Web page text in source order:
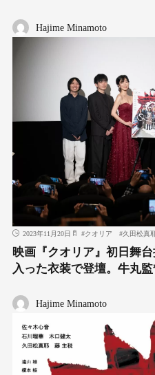
Hajime Minamoto
2023年11月20日 #クオリア #久田松真
映画『クオリア』初日舞
入った衣装で登壇。牛丸
Hajime Minamoto